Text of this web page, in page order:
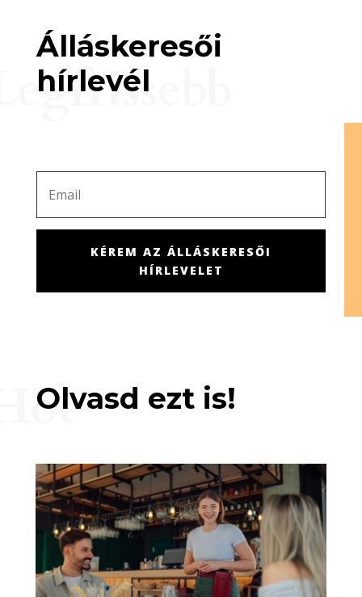
Álláskeresői
hírlevél
KÉREM AZ ÁLLÁSKERESŐI
HÍRLEVELET
Olvasd ezt is!